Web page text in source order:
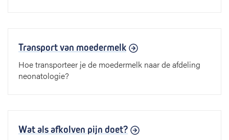
Transport van moedermelk
Hoe transporteer je de moedermelk naar de afdeling
neonatologie?
Wat als afkolven pijn doet?